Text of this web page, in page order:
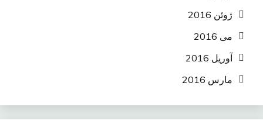
ژوئن 2016
می 2016
آوریل 2016
مارس 2016